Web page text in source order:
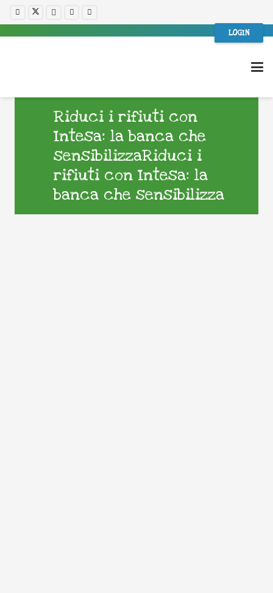
LOGIN
Riduci i rifiuti con
Intesa: la banca che
sensibilizzaRiduci i
rifiuti con Intesa: la
banca che sensibilizza